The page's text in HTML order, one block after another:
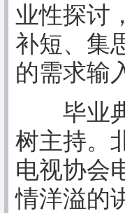
业性探讨
补短、集
的需求输
毕业典
树主持。
电视协会
情洋溢的